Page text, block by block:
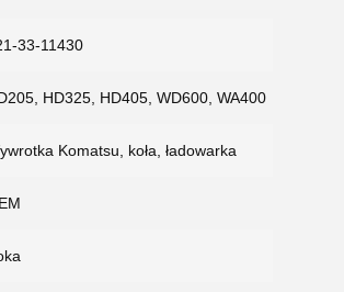
33-11430
HD325, HD405, WD600, WA400
Komatsu, koła, ładowarka